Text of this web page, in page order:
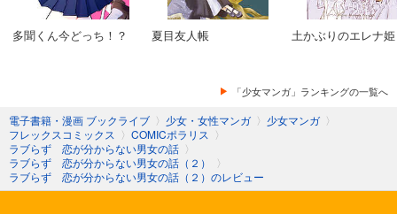
多聞くん今どっち！？ 夏目友人帳 土かぶりのエレナ姫
「少女マンガ」ランキングの一覧へ
電子書籍・漫画 ブックライブ 〉 少女・女性マンガ 〉 少女マンガ 〉
フレックスコミックス 〉 COMICポラリス 〉
ラブらず 恋が分からない男女の話 〉
ラブらず 恋が分からない男女の話（２）
〉
ラブらず 恋が分からない男女の話（２）のレビュー